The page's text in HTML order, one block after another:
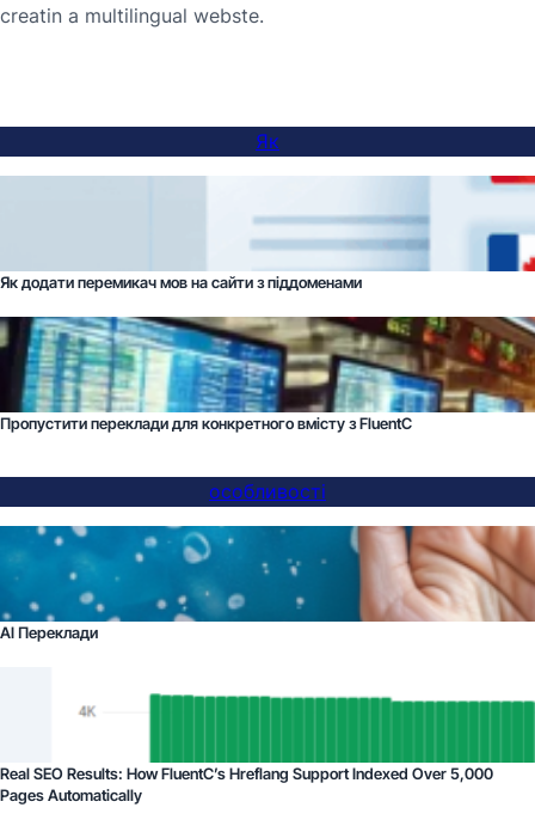
creatin a multilingual webste.
Як
Як додати перемикач мов на сайти з піддоменами
Пропустити переклади для конкретного вмісту з FluentC
особливості
AI Переклади
Real SEO Results: How FluentC’s Hreflang Support Indexed Over 5,000
Pages Automatically